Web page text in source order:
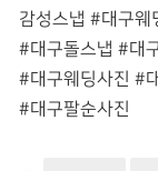
감성스냅 #대구
#대구돌스냅 #대
#대구웨딩사진 #
#대구팔순사진